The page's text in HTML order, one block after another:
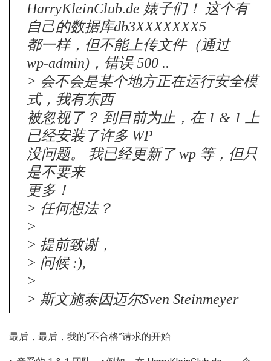
HarryKleinClub.de 婊子们！ 这个有
自己的数据库db3XXXXXXX5
都一样，但不能上传文件（通过
wp-admin)，错误 500 ..
> 会不会是某个地方正在运行安全模
式，我有东西
被忽视了？ 到目前为止，在 1 & 1 上
已经安装了许多 WP
没问题。 我已经更新了 wp 等，但只
是不要来
更多！
> 任何想法？
>
> 提前致谢，
> 问候 :),
>
> 斯文施泰因迈尔Sven Steinmeyer
最后，最后，我的“不合格”请求的开始